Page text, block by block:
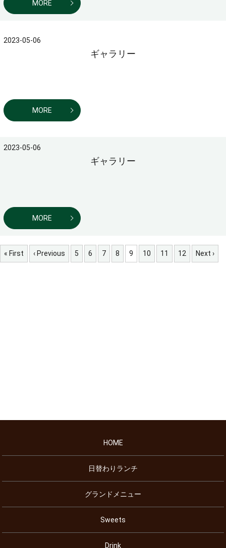
MORE
2023-05-06
ギャラリー
MORE
2023-05-06
ギャラリー
MORE
« First ‹ Previous 5 6 7 8 9 10 11 12 Next ›
HOME
日替わりランチ
グランドメニュー
Sweets
Drink